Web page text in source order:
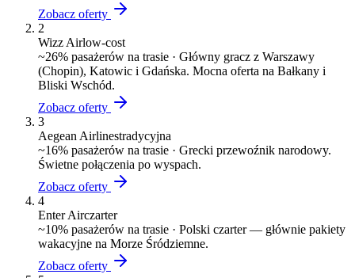
Zobacz oferty
2
Wizz Airlow-cost
~26% pasażerów na trasie · Główny gracz z Warszawy
(Chopin), Katowic i Gdańska. Mocna oferta na Bałkany i
Bliski Wschód.
Zobacz oferty
3
Aegean Airlinestradycyjna
~16% pasażerów na trasie · Grecki przewoźnik narodowy.
Świetne połączenia po wyspach.
Zobacz oferty
4
Enter Airczarter
~10% pasażerów na trasie · Polski czarter — głównie pakiety
wakacyjne na Morze Śródziemne.
Zobacz oferty